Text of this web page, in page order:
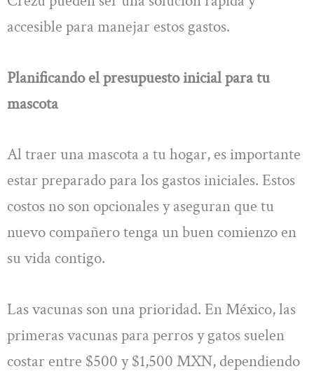
accesible para manejar estos gastos.
Planificando el presupuesto inicial para tu
mascota
Al traer una mascota a tu hogar, es importante
estar preparado para los gastos iniciales. Estos
costos no son opcionales y aseguran que tu
nuevo compañero tenga un buen comienzo en
su vida contigo.
Las vacunas son una prioridad. En México, las
primeras vacunas para perros y gatos suelen
costar entre $500 y $1,500 MXN, dependiendo